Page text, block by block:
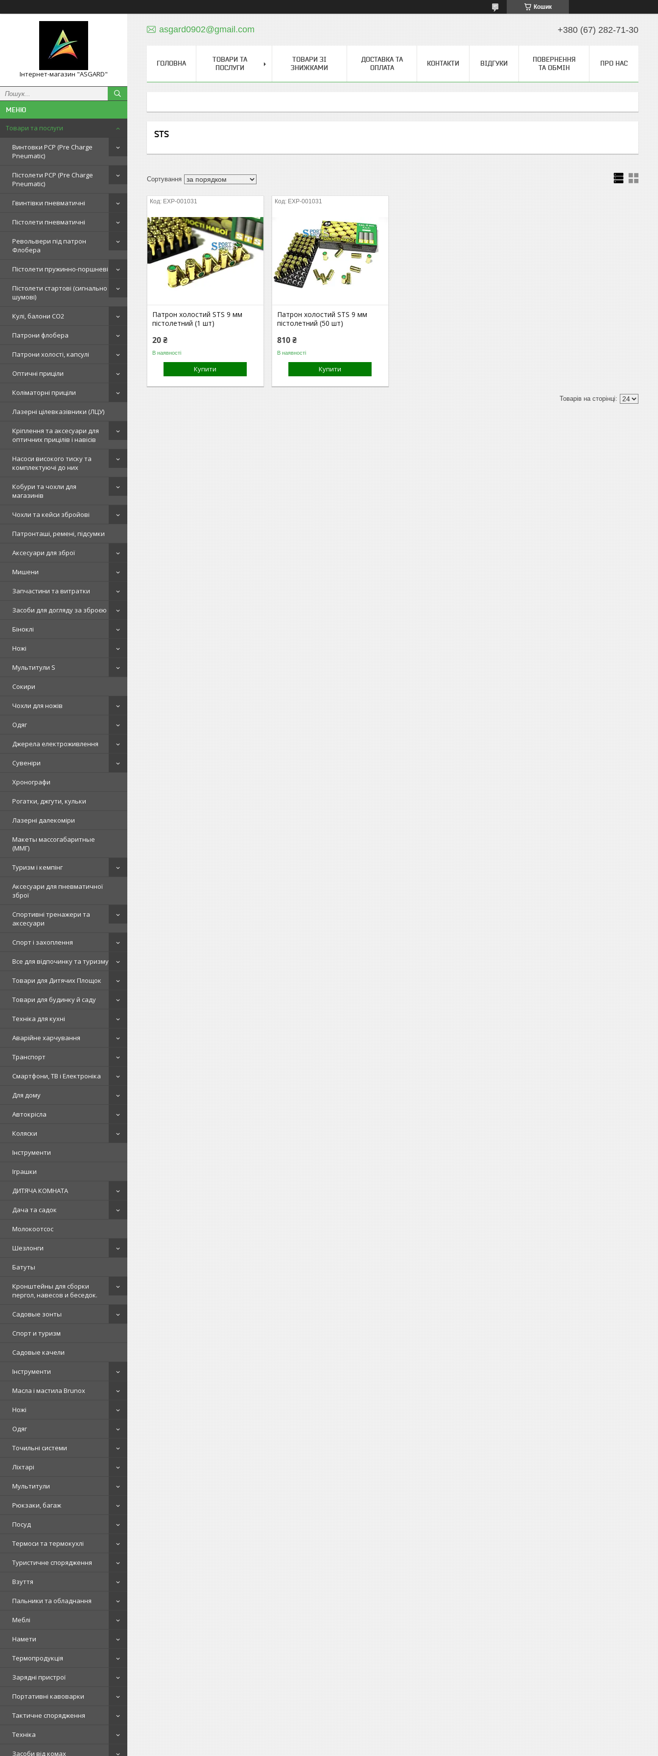
Кошик
Інтернет-магазин "ASGARD"
Товари та послуги
Винтовки PCP (Pre Charge
Pneumatic)
Пістолети PCP (Pre Charge
Pneumatic)
Гвинтівки пневматичні
Пістолети пневматичні
Револьвери під патрон
Флобера
Пістолети пружинно-поршневі
Пістолети стартові (сигнально
шумові)
Кулі, балони СО2
Патрони флобера
Патрони холості, капсулі
Оптичні приціли
Коліматорні приціли
Лазерні цілевказівники (ЛЦУ)
Кріплення та аксесуари для
оптичних прицілів і навісів
Насоси високого тиску та
комплектуючі до них
Кобури та чохли для
магазинів
Чохли та кейси збройові
Патронташі, ремені, підсумки
Аксесуари для зброї
Мишени
Запчастини та витратки
Засоби для догляду за зброєю
Біноклі
Ножі
Мультитули S
Сокири
Чохли для ножів
Одяг
Джерела електроживлення
Сувеніри
Хронографи
Рогатки, джгути, кульки
Лазерні далекоміри
Макеты массогабаритные
(ММГ)
Туризм і кемпінг
Аксесуари для пневматичної
зброї
Спортивні тренажери та
аксесуари
Спорт і захоплення
Все для відпочинку та туризму
Товари для Дитячих Площок
Товари для будинку й саду
Техніка для кухні
Аварійне харчування
Транспорт
Смартфони, ТВ і Електроніка
Для дому
Автокрісла
Коляски
Інструменти
Іграшки
ДИТЯЧА КОМНАТА
Дача та садок
Молокоотсос
Шезлонги
Батуты
Кронштейны для сборки
пергол, навесов и беседок.
Садовые зонты
Спорт и туризм
Садовые качели
Інструменти
Масла і мастила Brunox
Ножі
Одяг
Точильні системи
Ліхтарі
Мультитули
Рюкзаки, багаж
Посуд
Термоси та термокухлі
Туристичне спорядження
Взуття
Пальники та обладнання
Меблі
Намети
Термопродукція
Зарядні пристрої
Портативні кавоварки
Тактичне спорядження
Техніка
Засоби від комах
asgard0902@gmail.com +380 (67) 282-71-30
ГОЛОВНА
ТОВАРИ ТА
ПОСЛУГИ
ТОВАРИ ЗІ
ЗНИЖКАМИ
ДОСТАВКА ТА
ОПЛАТА
КОНТАКТИ ВІДГУКИ
ПОВЕРНЕННЯ
ТА ОБМІН
ПРО НАС
STS
EXP-001031
Патрон холостий STS 9 мм
пістолетний (1 шт)
20 ₴
В наявності
Купити
EXP-001031
Патрон холостий STS 9 мм
пістолетний (50 шт)
810 ₴
В наявності
Купити